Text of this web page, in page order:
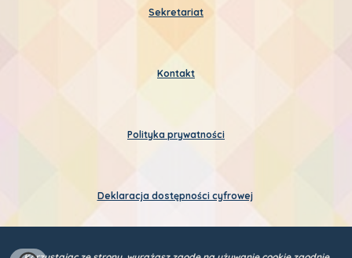
Sekretariat
Kontakt
Polityka prywatności
Deklaracja dostępności cyfrowej